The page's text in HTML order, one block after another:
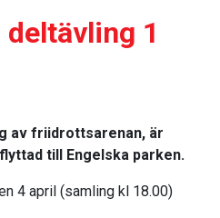
deltävling 1
av friidrottsarenan, är
till Engelska parken.
4 april (samling kl 18.00)